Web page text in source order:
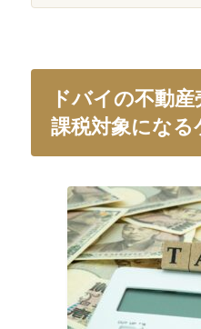
建物部分の取得
売却損が出たと
不動産の取得費に入る
DLD登録料は取得
見直したい
内装や設備工事は
分かれる
ドバイの不動産売却
仲介手数料は譲
ドバイの不動
課税対象になる